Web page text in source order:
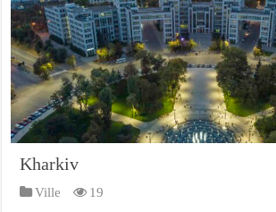
Kharkiv
Ville 19